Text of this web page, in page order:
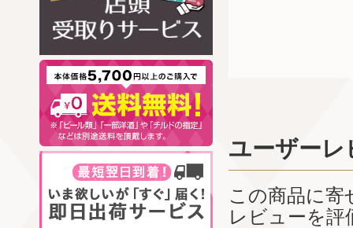
ユーザーレ
この商品に
レビューを評